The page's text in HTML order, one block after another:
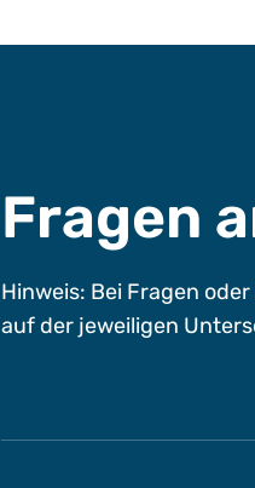
Fragen
Hinweis: Bei Fragen
auf der jeweiligen